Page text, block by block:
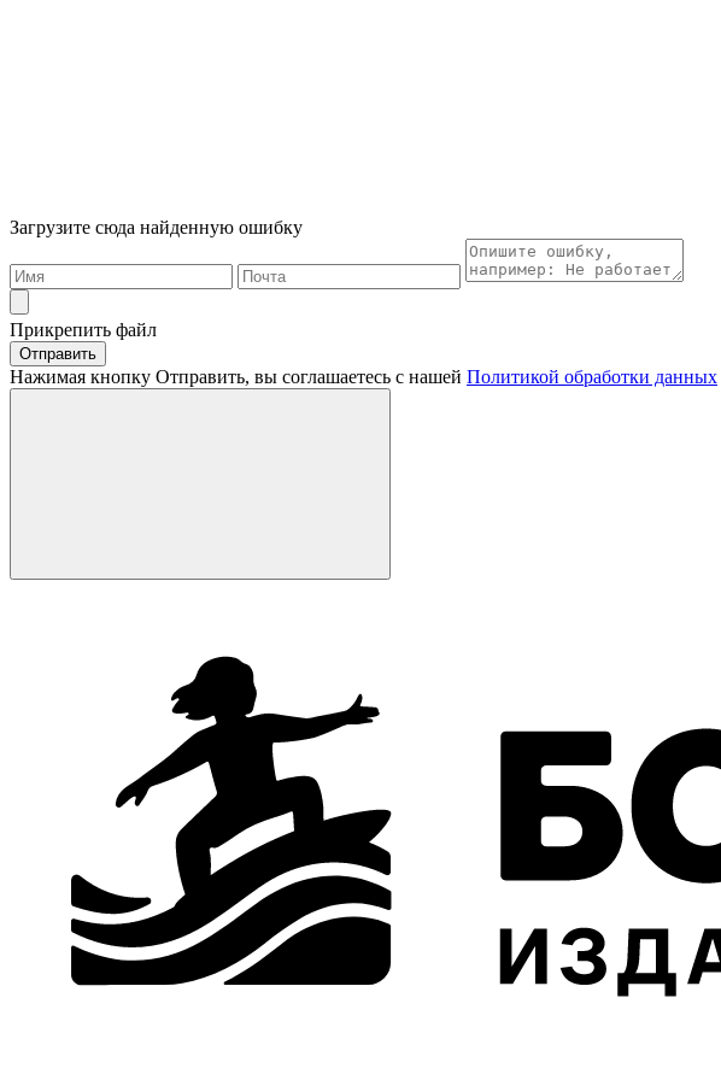
Загрузите сюда найденную ошибку
Прикрепить файл
Отправить
Нажимая кнопку Отправить, вы соглашаетесь с нашей Политикой обработки данных